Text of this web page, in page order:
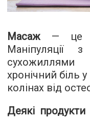
Масаж — це
Маніпуляції
хронічний біль
колінах від
Деякі